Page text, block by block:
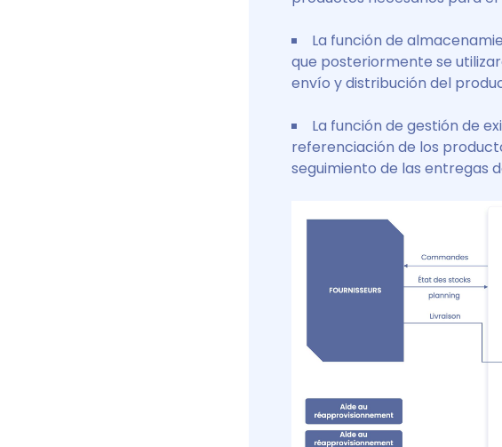
La función de
que posteriormente se
envío y distribución del
La función de gestión de
referenciación de los
seguimiento de las entregas